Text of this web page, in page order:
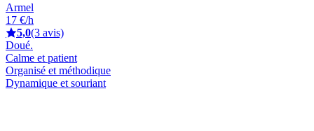
Armel
17 €/h
5,0(3 avis)
Doué.
Calme et patient
Organisé et méthodique
Dynamique et souriant